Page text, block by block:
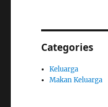
Categories
Keluarga
Makan Keluarga